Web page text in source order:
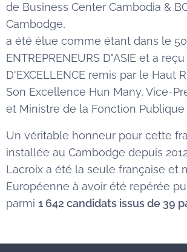
de Business Center Cambodia &
Cambodge,
a été élue comme étant dans le 50
ENTREPRENEURS D"ASIE et a
D'EXCELLENCE remis par le Haut
Son Excellence Hun Many, Vice-
et Ministre de la Fonction
Un véritable honneur pour cette
installée au Cambodge depuis
Lacroix a été la seule française et
Européenne à avoir été repérée
parmi 1 642 candidats issus de 39